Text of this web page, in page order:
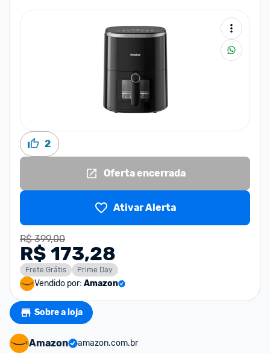
2
Oferta encerrada
Ativar Alerta
R$ 399,00
R$ 173,28
Frete Grátis Prime Day
Vendido por: Amazon
Sobre a loja
Amazon
amazon.com.br